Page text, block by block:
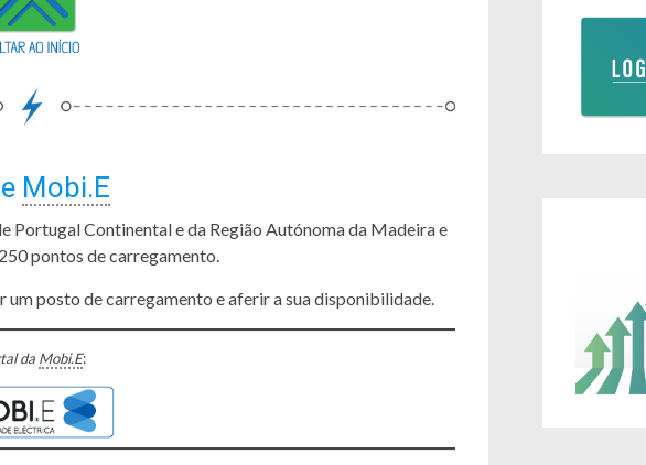
Mobi.E
Portugal Continental e da Região Autónoma da Madeira e
pontos de carregamento.
um posto de carregamento e aferir a sua disponibilidade.
da Mobi.E: